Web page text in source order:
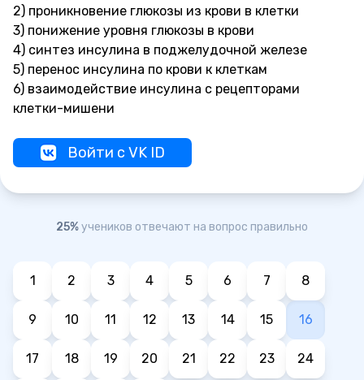
2) проникновение глюкозы из крови в клетки
3) понижение уровня глюкозы в крови
4) синтез инсулина в поджелудочной железе
5) перенос инсулина по крови к клеткам
6) взаимодействие инсулина с рецепторами
клетки-мишени
Войти с VK ID
25%учеников отвечают на вопрос правильно
1 2 3 4 5 6 7 8
9 10 11 12 13 14 15 16
17 18 19 20 21 22 23 24